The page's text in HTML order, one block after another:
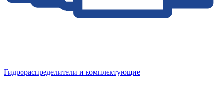
Гидрораспределители и комплектующие